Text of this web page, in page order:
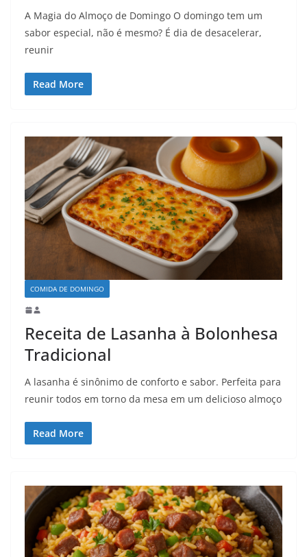
A Magia do Almoço de Domingo O domingo tem um
sabor especial, não é mesmo? É dia de desacelerar,
reunir
Read More
COMIDA DE DOMINGO
Receita de Lasanha à Bolonhesa
Tradicional
A lasanha é sinônimo de conforto e sabor. Perfeita para
reunir todos em torno da mesa em um delicioso almoço
Read More